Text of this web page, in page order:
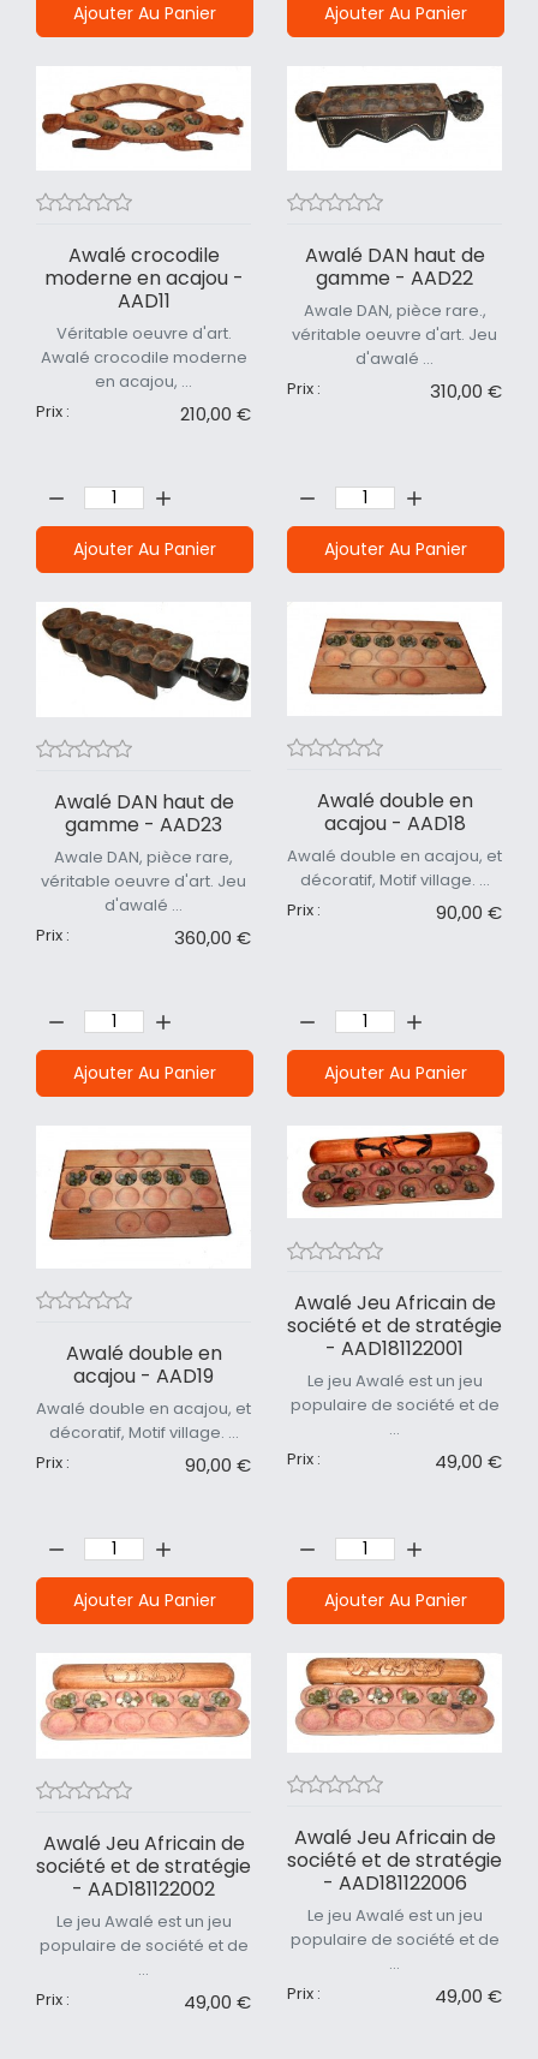
Ajouter Au Panier Ajouter Au Panier
Awalé crocodile
moderne en acajou -
AAD11
Véritable oeuvre d'art.
Awalé crocodile moderne
en acajou, ...
Prix :
210,00 €
Ajouter Au Panier
Awalé DAN haut de
gamme - AAD22
Awale DAN, pièce rare.,
véritable oeuvre d'art. Jeu
d'awalé ...
Prix :
310,00 €
Ajouter Au Panier
Awalé DAN haut de
gamme - AAD23
Awale DAN, pièce rare,
véritable oeuvre d'art. Jeu
d'awalé ...
Prix :
360,00 €
Ajouter Au Panier
Awalé double en
acajou - AAD18
Awalé double en acajou, et
décoratif, Motif village. ...
Prix :
90,00 €
Ajouter Au Panier
Awalé double en
acajou - AAD19
Awalé double en acajou, et
décoratif, Motif village. ...
Prix :
90,00 €
Ajouter Au Panier
Awalé Jeu Africain de
société et de stratégie
- AAD181122001
Le jeu Awalé est un jeu
populaire de société et de
...
Prix :
49,00 €
Ajouter Au Panier
Awalé Jeu Africain de
société et de stratégie
- AAD181122002
Le jeu Awalé est un jeu
populaire de société et de
...
Prix :
49,00 €
Awalé Jeu Africain de
société et de stratégie
- AAD181122006
Le jeu Awalé est un jeu
populaire de société et de
...
Prix :
49,00 €